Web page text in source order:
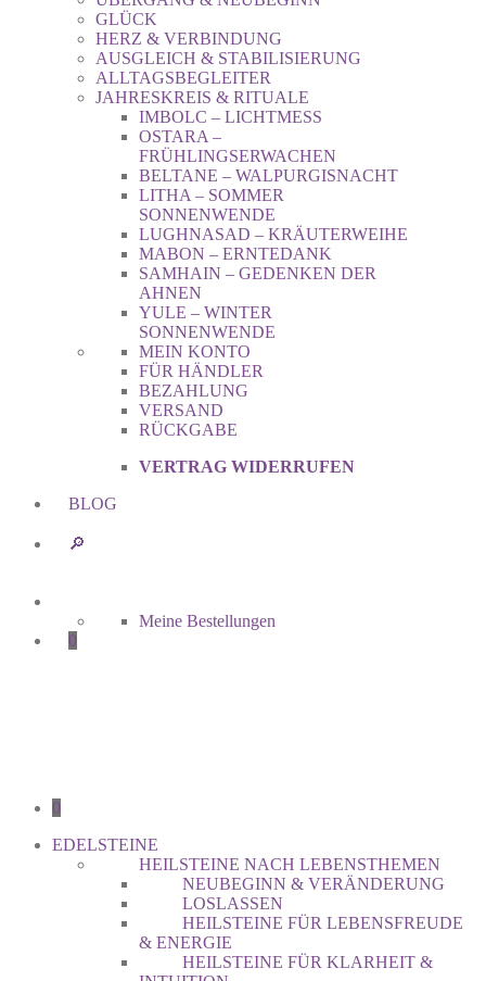
GLÜCK
HERZ & VERBINDUNG
AUSGLEICH & STABILISIERUNG
ALLTAGSBEGLEITER
JAHRESKREIS & RITUALE
IMBOLC – LICHTMESS
OSTARA –
FRÜHLINGSERWACHEN
BELTANE – WALPURGISNACHT
LITHA – SOMMER
SONNENWENDE
LUGHNASAD – KRÄUTERWEIHE
MABON – ERNTEDANK
SAMHAIN – GEDENKEN DER
AHNEN
YULE – WINTER
SONNENWENDE
MEIN KONTO
FÜR HÄNDLER
BEZAHLUNG
VERSAND
RÜCKGABE
VERTRAG WIDERRUFEN
BLOG
🔎︎
Meine Bestellungen
0
0
EDELSTEINE
HEILSTEINE NACH LEBENSTHEMEN
NEUBEGINN & VERÄNDERUNG
LOSLASSEN
HEILSTEINE FÜR LEBENSFREUDE
& ENERGIE
HEILSTEINE FÜR KLARHEIT &